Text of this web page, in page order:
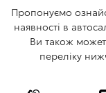
Пропонуємо
наявності в
Ви також
переліку